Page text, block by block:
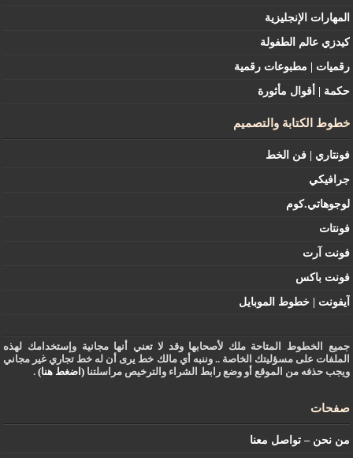
المهارات الإنجليزية
كيدزي عالم الطفولة
رقميات | مطبوعات رقمية
حكمة | أقوال مأثورة
خطوط الكتابة والتصميم
فونتاري | فن الخط
جرافيكي
لوجوهاتي.كوم
فونتات
فونت آرت
فونت باكس
آيفونت | خطوط الموبايل
جميع الخطوط المتاحة ملك لأصحابها وقد لا تعني أنها مجانية وإستخدامك لهذه
الملفات على مسؤليتك الخاصة .. وننبه أي مالك خط يرى أن له خط تجاري غير مجاني
ويجب حذفه من الموقع أو وضع رابط الشراء والترخيص مراسلتنا(اضغط هنا) .
صفحات
من نحن – تواصل معنا